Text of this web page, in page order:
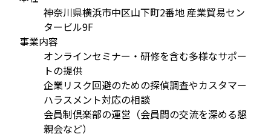
神奈川県横浜市中区山下町2番地 産業貿易セン
タービル9F
事業内容
オンラインセミナー・研修を含む多様なサポー
トの提供
企業リスク回避のための探偵調査やカスタマー
ハラスメント対応の相談
会員制倶楽部の運営（会員間の交流を深める懇
親会など）